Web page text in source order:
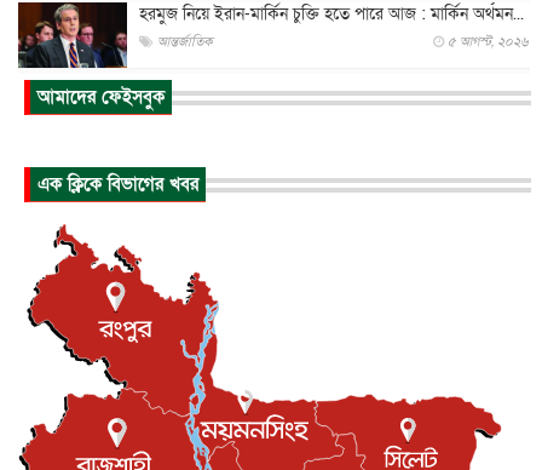
হরমুজ নিয়ে ইরান-মার্কিন চুক্তি হতে পারে আজ : মার্কিন অর্থমন...
আন্তর্জাতিক ৫ আগস্ট, ২০২৬
পৃথিবীর দিকে আসছে বিধ্বংসী বস্তু, পারমাণবিক বোমা দিয়ে করা
হব...
কেনিয়ায় ১৫ হাতির রহস্যজনক মৃত্যু, সন্দেহের মুখে কীটনাশকের
ব্...
বিদেশি সংবাদমাধ্যমের জন্য নতুন বিধি-নিষেধ পাকিস্তানের
আন্তর্জাতিক
যুক্তরাজ্যের চেভেনিং স্কলারশিপের আবেদন শুরু
আন্তর্জাতিক
পদত্যাগ করেছেন কেপ ভার্দের কোচ, নতুন ঠিকানা মরক্কো
খেলাধুলা ৫ আগস্ট, ২০২৬
আমাদের ফেইসবুক
এক ক্লিকে বিভাগের খবর